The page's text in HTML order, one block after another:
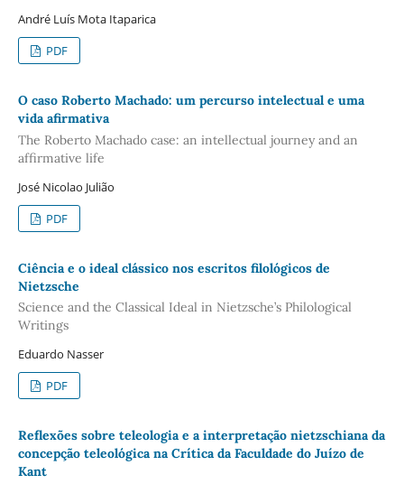
André Luís Mota Itaparica
PDF
O caso Roberto Machado: um percurso intelectual e uma
vida afirmativa
The Roberto Machado case: an intellectual journey and an
affirmative life
José Nicolao Julião
PDF
Ciência e o ideal clássico nos escritos filológicos de
Nietzsche
Science and the Classical Ideal in Nietzsche’s Philological
Writings
Eduardo Nasser
PDF
Reflexões sobre teleologia e a interpretação nietzschiana da
concepção teleológica na Crítica da Faculdade do Juízo de
Kant